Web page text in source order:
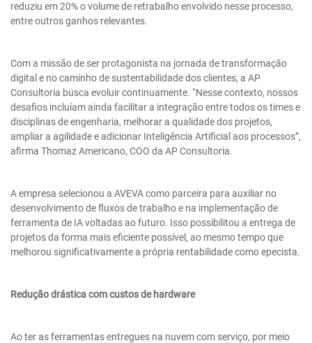
reduziu em 20% o volume de retrabalho envolvido nesse processo,
entre outros ganhos relevantes.
Com a missão de ser protagonista na jornada de transformação
digital e no caminho de sustentabilidade dos clientes, a AP
Consultoria busca evoluir continuamente. “Nesse contexto, nossos
desafios incluíam ainda facilitar a integração entre todos os times e
disciplinas de engenharia, melhorar a qualidade dos projetos,
ampliar a agilidade e adicionar Inteligência Artificial aos processos”,
afirma Thomaz Americano, COO da AP Consultoria.
A empresa selecionou a AVEVA como parceira para auxiliar no
desenvolvimento de fluxos de trabalho e na implementação de
ferramenta de IA voltadas ao futuro. Isso possibilitou a entrega de
projetos da forma mais eficiente possível, ao mesmo tempo que
melhorou significativamente a própria rentabilidade como epecista.
Redução drástica com custos de hardware
Ao ter as ferramentas entregues na nuvem com serviço, por meio